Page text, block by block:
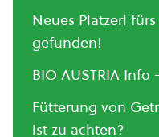
Neues Platzerl
gefunden!
BIO AUSTRIA
Fütterung von
ist zu achten?